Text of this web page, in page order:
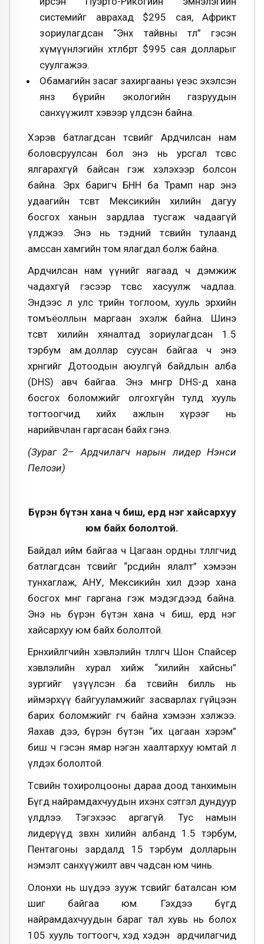
системийг аврахад $295 сая, Африкт
зориулагдсан “Энх тайвны төлөө” гэсэн
хүмүүнлэгийн хөтөлбөрт $995 сая долларыг
суулгажээ.
Обамагийн засаг захиргааны үеэс эхэлсэн
янз бүрийн экологийн газруудын
санхүүжилт хэвээр үлдсэн байна.
Хэрэв батлагдсан төсвийг Ардчилсан нам
боловсруулсан бол энэ нь урсгал төсвөөс
ялгарахгүй байсан гэж хэлэхээр болсон
байна. Эрх баригч БНН ба Трамп нар энэ
удаагийн төсөвт Мексикийн хилийн дагуу
босгох ханын зардлаа тусгаж чадаагүй
үлджээ. Энэ нь тэдний төсвийн тулаанд
амссан хамгийн том ялагдал болж байна.
Ардчилсан нам үүнийг яагаад ч дэмжиж
чадахгүй гэсээр төсвөөс хасуулж чадлаа.
Эндээс л улс төрийн тоглоом, хууль эрхийн
томъёоллын маргаан эхэлж байна. Шинэ
төсөвт хилийн хяналтад зориулагдсан 1.5
тэрбум ам.доллар суусан байгаа ч энэ
хөрөнгийг Дотоодын аюулгүй байдлын алба
(DHS) авч байгаа. Энэ мөнгөөр DHS-д хана
босгох боломжийг олгохгүйн тулд хууль
тогтоогчид хийх ажлын хүрээг нь
нарийвчлан гаргасан байх гэнэ.
(Зураг 2– Ардчилагч нарын лидер Нэнси
Пелози)
Бүрэн бүтэн хана ч биш, ердөө нэг хайсархуу
юм байх бололтой.
Байдал ийм байгаа ч Цагаан ордны төлөөлөгчид
батлагдсан төсвийг “өөрсдийн ялалт” хэмээн
тунхаглаж, АНУ, Мексикийн хил дээр хана
босгох мөнгө гаргана гэж мэдэгдээд байна.
Энэ нь бүрэн бүтэн хана ч биш, ердөө нэг
хайсархуу юм байх бололтой.
Ерөнхийлөгчийн хэвлэлийн төлөөлөгч Шон Спайсер
хэвлэлийн хурал хийж “хилийн хайсны”
зургийг үзүүлсэн ба төсвийн билль нь
иймэрхүү байгууламжийг засварлах гүйцээн
барих боломжийг өгч байна хэмээн хэлжээ.
Яахав дээ, бүрэн бүтэн “их цагаан хэрэм”
биш ч гэсэн ямар нэгэн хаалтархуу юмтай л
үлдэх бололтой.
Төсвийн тохиролцооны дараа доод танхимын
Бүгд найрамдахчуудын ихэнх сэтгэл дундуур
үлдлээ. Тэгэхээс аргагүй. Тус намын
лидерүүд зөвхөн хилийн албанд 1.5 тэрбум,
Пентагоны зардалд 15 тэрбум долларын
нэмэлт санхүүжилт авч чадсан юм чинь.
Олонхи нь шүдээ зууж төсвийг баталсан юм
шиг байгаа юм. Гэхдээ бүгд
найрамдахчуудын бараг тал хувь нь болох
105 хууль тогтоогч, хэд хэдэн ардчилагчид